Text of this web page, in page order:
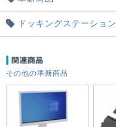
ドッキングステーション
その他の準新商品